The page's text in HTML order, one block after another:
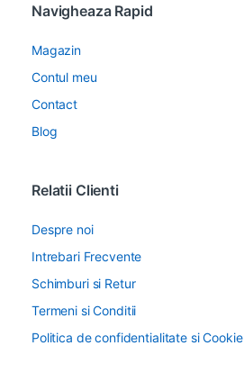
Navigheaza Rapid
Magazin
Contul meu
Contact
Blog
Relatii Clienti
Despre noi
Intrebari Frecvente
Schimburi si Retur
Termeni si Conditii
Politica de confidentialitate si Cookie